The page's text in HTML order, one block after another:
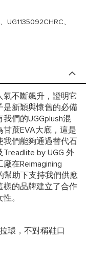
UG1135092CHRC、
不斷飆升，證明它
是新穎與懷舊的必備
們的UGGplush混
蔗EVA大底，這是
我們能夠通過替代石
by UGG 外
在Reimagining
幫助下支持我們供應
樣的品牌建立了合作
。
環，不對稱鞋口